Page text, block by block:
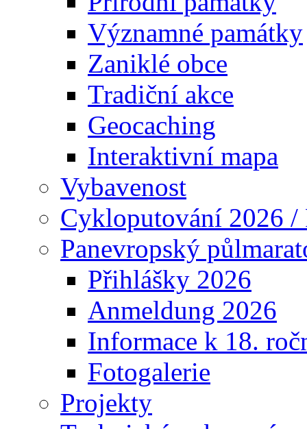
Významné památky
Zaniklé obce
Tradiční akce
Geocaching
Interaktivní mapa
Vybavenost
Cykloputování 2026 /
Panevropský
Přihlášky 2026
Anmeldung 2026
Informace k 18.
Fotogalerie
Projekty